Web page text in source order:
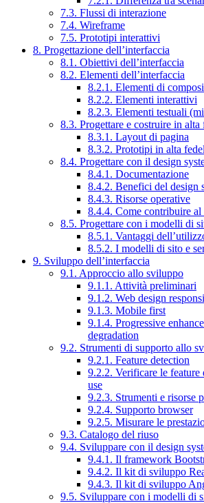
7.3. Flussi di interazione
7.4. Wireframe
7.5. Prototipi interattivi
8. Progettazione dell’interfaccia
8.1. Obiettivi dell’interfaccia
8.2. Elementi dell’interfaccia
8.2.1. Elementi di
8.2.2. Elementi interattivi
8.2.3. Elementi testuali
8.3. Progettare e costruire in alta
8.3.1. Layout di pagina
8.3.2. Prototipi in alta
8.4. Progettare con il design
8.4.1. Documentazione
8.4.2. Benefici del design
8.4.3. Risorse operative
8.4.4. Come contribuire al
8.5. Progettare con i modelli di
8.5.1. Vantaggi
8.5.2. I modelli di sito e
9. Sviluppo dell’interfaccia
9.1. Approccio allo sviluppo
9.1.1. Attività preliminari
9.1.2. Web design
9.1.3. Mobile first
9.1.4. Progressive
degradation
9.2. Strumenti di supporto allo
9.2.1. Feature detection
9.2.2. Verificare le
use
9.2.3. Strumenti e risorse
9.2.4. Supporto browser
9.2.5. Misurare le
9.3. Catalogo del riuso
9.4. Sviluppare con il design
9.4.1. Il framework
9.4.2. Il kit di sviluppo
9.4.3. Il kit di sviluppo
9.5. Sviluppare con i modelli di